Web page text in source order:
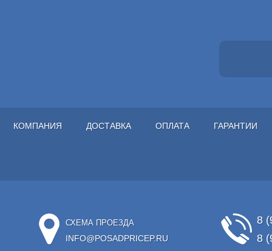
КОМПАНИЯ ДОСТАВКА ОПЛАТА ГАРАНТИИ
СХЕМА ПРОЕЗДА
INFO@POSADPRICEP.RU
8
8